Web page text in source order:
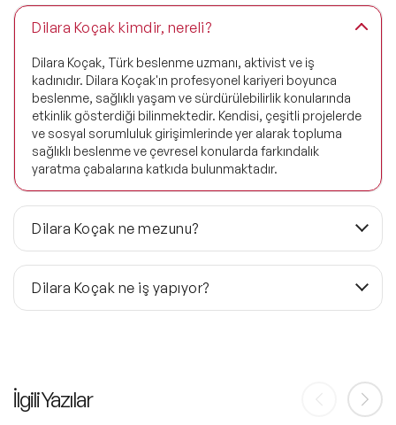
Dilara Koçak kimdir, nereli?
Dilara Koçak, Türk beslenme uzmanı, aktivist ve iş
kadınıdır. Dilara Koçak'ın profesyonel kariyeri boyunca
beslenme, sağlıklı yaşam ve sürdürülebilirlik konularında
etkinlik gösterdiği bilinmektedir. Kendisi, çeşitli projelerde
ve sosyal sorumluluk girişimlerinde yer alarak topluma
sağlıklı beslenme ve çevresel konularda farkındalık
yaratma çabalarına katkıda bulunmaktadır.
Dilara Koçak ne mezunu?
Dilara Koçak, Hacettepe Üniversitesi'nde "Beslenme ve
Diyetetik" alanında lisans eğitimi almıştır. Ayrıca, yüksek
lisansını da aynı üniversitede tamamlayarak uzman
hastanelerde bulunarak uluslararası tecrübe kazanmış ve
bu deneyimi Mezura Kliniği'ni kurma sürecine katkıda
Dilara Koçak ne iş yapıyor?
yaptığı işlere dair bazı ana başlıklar:
1. Mezura Kliniği: Koçak, Mezura Kliniği'ni kurarak bireysel
İlgili Yazılar